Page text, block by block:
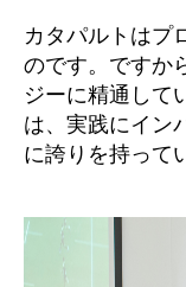
カタパルトはプ
のです。ですか
ジーに精通して
は、実践にイン
に誇りを持って